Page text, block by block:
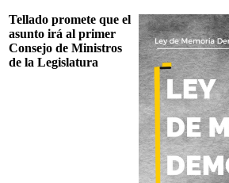
Tellado promete que el
asunto irá al primer
Consejo de Ministros
de la Legislatura